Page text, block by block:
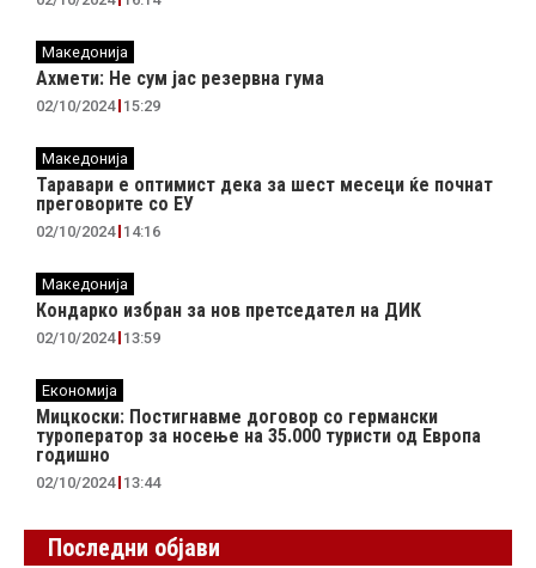
Македонија
Ахмети: Не сум јас резервна гума
02/10/2024 15:29
Македонија
Таравари e oптимист дека за шест месеци ќе почнат
преговорите со ЕУ
02/10/2024 14:16
Македонија
Кондарко избран за нов претседател на ДИК
02/10/2024 13:59
Економија
Мицкоски: Постигнавме договор со германски
туроператор за носење на 35.000 туристи од Европа
годишно
02/10/2024 13:44
Последни објави